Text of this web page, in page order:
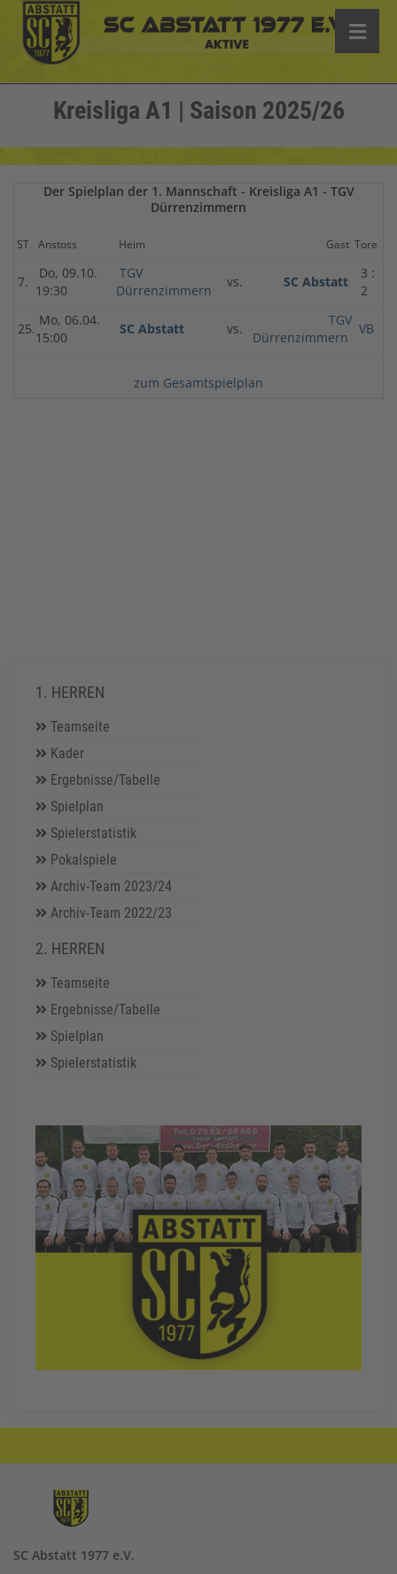
Kreisliga A1 | Saison 2025/26
Der Spielplan der 1. Mannschaft - Kreisliga A1 - TGV
Dürrenzimmern
ST Anstoss Heim Gast Tore
7.
Do, 09.10.
19:30
TGV
Dürrenzimmern
vs. SC Abstatt
3 :
2
25.
Mo, 06.04.
15:00
SC Abstatt vs.
TGV
Dürrenzimmern
VB
zum Gesamtspielplan
1. HERREN
Teamseite
Kader
Ergebnisse/Tabelle
Spielplan
Spielerstatistik
Pokalspiele
Archiv-Team 2023/24
Archiv-Team 2022/23
2. HERREN
Teamseite
Ergebnisse/Tabelle
Spielplan
Spielerstatistik
SC Abstatt 1977 e.V.